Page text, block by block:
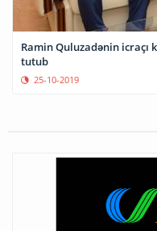
Ramin Quluzadənin icraçı
tutub
25-10-2019